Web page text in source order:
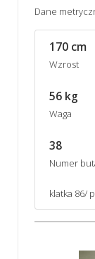
Dane
170 cm
Wzrost
56 kg
Waga
38
Numer
klatka 86/